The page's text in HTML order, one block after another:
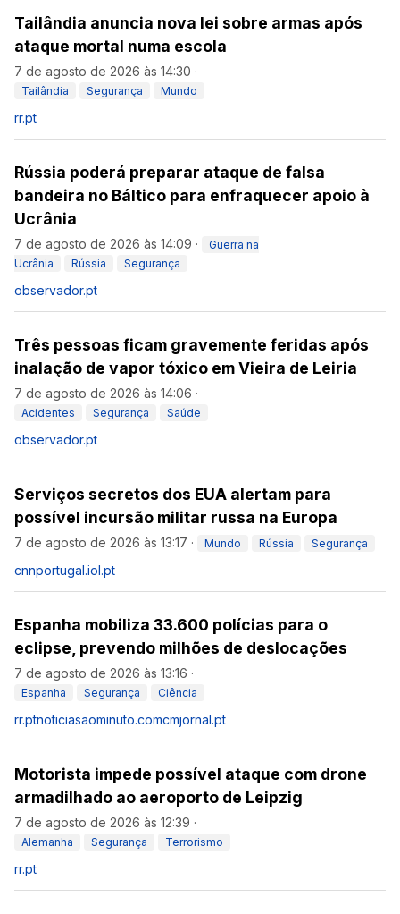
Tailândia anuncia nova lei sobre armas após
ataque mortal numa escola
7 de agosto de 2026 às 14:30 ·
Tailândia Segurança Mundo
rr.pt
Rússia poderá preparar ataque de falsa
bandeira no Báltico para enfraquecer apoio à
Ucrânia
7 de agosto de 2026 às 14:09 ·
Guerra na
Ucrânia
Rússia Segurança
observador.pt
Três pessoas ficam gravemente feridas após
inalação de vapor tóxico em Vieira de Leiria
7 de agosto de 2026 às 14:06 ·
Acidentes Segurança Saúde
observador.pt
Serviços secretos dos EUA alertam para
possível incursão militar russa na Europa
7 de agosto de 2026 às 13:17 · Mundo Rússia Segurança
cnnportugal.iol.pt
Espanha mobiliza 33.600 polícias para o
eclipse, prevendo milhões de deslocações
7 de agosto de 2026 às 13:16 ·
Espanha Segurança Ciência
rr.ptnoticiasaominuto.comcmjornal.pt
Motorista impede possível ataque com drone
armadilhado ao aeroporto de Leipzig
7 de agosto de 2026 às 12:39 ·
Alemanha Segurança Terrorismo
rr.pt